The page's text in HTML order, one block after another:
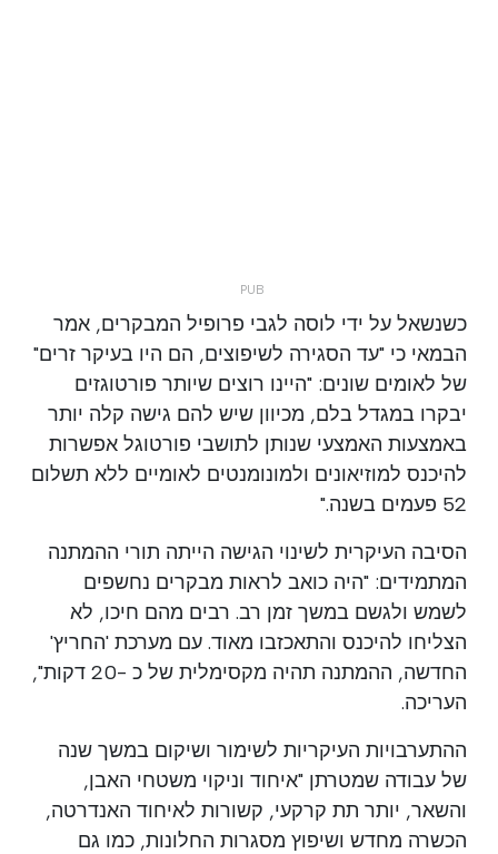
כשנשאל על ידי לוסה לגבי פרופיל המבקרים, אמר
הבמאי כי "עד הסגירה לשיפוצים, הם היו בעיקר זרים"
של לאומים שונים: "היינו רוצים שיותר פורטוגזים
יבקרו במגדל בלם, מכיוון שיש להם גישה קלה יותר
באמצעות האמצעי שנותן לתושבי פורטוגל אפשרות
להיכנס למוזיאונים ולמונומנטים לאומיים ללא תשלום
52 פעמים בשנה."
הסיבה העיקרית לשינוי הגישה הייתה תורי ההמתנה
המתמידים: "היה כואב לראות מבקרים נחשפים
לשמש ולגשם במשך זמן רב. רבים מהם חיכו, לא
הצליחו להיכנס והתאכזבו מאוד. עם מערכת 'החריץ'
החדשה, ההמתנה תהיה מקסימלית של כ -20 דקות",
העריכה.
ההתערבויות העיקריות לשימור ושיקום במשך שנה
של עבודה שמטרתן "איחוד וניקוי משטחי האבן,
והשאר, יותר תת קרקעי, קשורות לאיחוד האנדרטה,
הכשרה מחדש ושיפוץ מסגרות החלונות, כמו גם